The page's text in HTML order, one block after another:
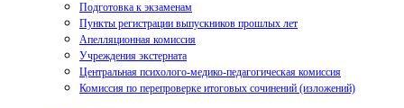
Подготовка к экзаменам
Пункты регистрации выпускников прошлых лет
Апелляционная комиссия
Учреждения экстерната
Центральная психолого-медико-педагогическая комиссия
Комиссия по перепроверке итоговых сочинений (изложений)